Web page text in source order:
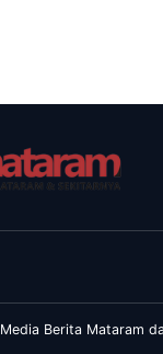
Berita Mataram